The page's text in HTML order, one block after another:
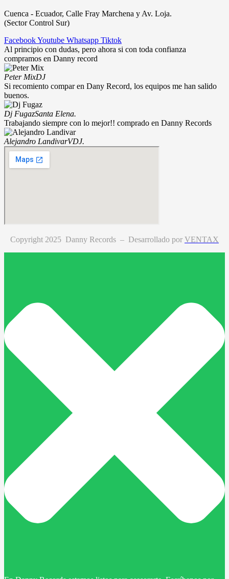
Cuenca - Ecuador, Calle Fray Marchena y Av. Loja.
(Sector Control Sur)
FacebookYoutube Whatsapp Tiktok
Al principio con dudas, pero ahora si con toda confianza
compramos en Danny record
Peter MixDJ
Si recomiento compar en Dany Record, los equipos me han salido
buenos.
Dj FugazSanta Elena.
Trabajando siempre con lo mejor!! comprado en Danny Records
Alejandro LandivarVDJ.
Copyright 2025 Danny Records – Desarrollado por VENTAX